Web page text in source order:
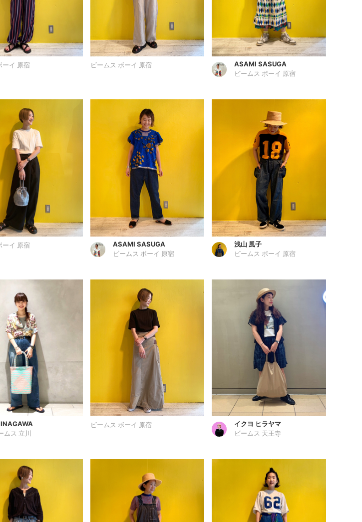
ーイ 原宿 ビームス ボーイ 原宿 ASAMI SASUGA
ビームス ボーイ 原宿
ーイ 原宿 ASAMI SASUGA
ビームス ボーイ 原宿
浅山 風子
ビームス ボーイ 原宿
ムス 立川
ビームス ボーイ 原宿 イクヨ ヒラヤマ
ビームス 天王寺